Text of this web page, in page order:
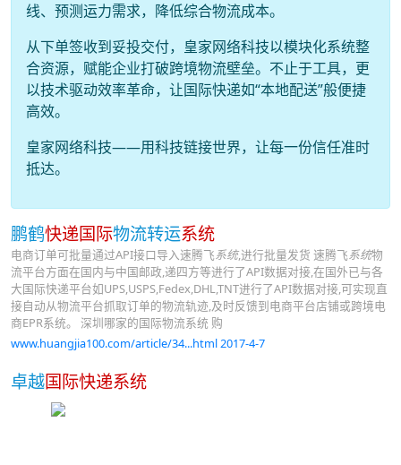
线、预测运力需求，降低综合物流成本。
从下单签收到妥投交付，皇家网络科技以模块化系统整
合资源，赋能企业打破跨境物流壁垒。不止于工具，更
以技术驱动效率革命，让国际快递如“本地配送”般便捷
高效。
皇家网络科技——用科技链接世界，让每一份信任准时
抵达。
鹏鹤快递国际物流转运系统
电商订单可批量通过API接口导入速腾飞系统,进行批量发货 速腾飞系统物
流平台方面在国内与中国邮政,递四方等进行了API数据对接,在国外已与各
大国际快递平台如UPS,USPS,Fedex,DHL,TNT进行了API数据对接,可实现直
接自动从物流平台抓取订单的物流轨迹,及时反馈到电商平台店铺或跨境电
商EPR系统。 深圳哪家的国际物流系统 购
www.huangjia100.com/article/34...html 2017-4-7
卓越国际快递系统